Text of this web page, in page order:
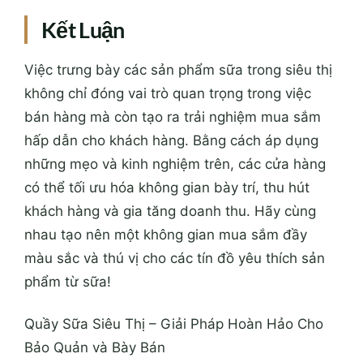
Kết Luận
Việc trưng bày các sản phẩm sữa trong siêu thị
không chỉ đóng vai trò quan trọng trong việc
bán hàng mà còn tạo ra trải nghiệm mua sắm
hấp dẫn cho khách hàng. Bằng cách áp dụng
những mẹo và kinh nghiệm trên, các cửa hàng
có thể tối ưu hóa không gian bày trí, thu hút
khách hàng và gia tăng doanh thu. Hãy cùng
nhau tạo nên một không gian mua sắm đầy
màu sắc và thú vị cho các tín đồ yêu thích sản
phẩm từ sữa!
Quầy Sữa Siêu Thị – Giải Pháp Hoàn Hảo Cho
Bảo Quản và Bày Bán